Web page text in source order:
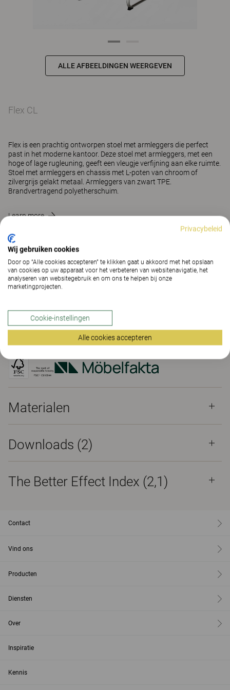
ALLE AFBEELDINGEN WEERGEVEN
Flex CL
Flex is een prachtig ontworpen stoel met armleggers die perfect
past in het moderne kantoor. Deze stoel met armleggers, met een
hoge of lage rugleuning, geeft een vleugje verfijning aan elke ruimte.
Stoel met armleggers en chassis met L-poten van chroom of
zilvergrijs gelakt metaal. Armleggers van zwart TPE.
Brandvertragend polyetherschuim.
Learn more
Materialen Downloads (2)
Certificaten
Materialen
Downloads (2)
The Better Effect Index (2,1)
Contact
Vind ons
Producten
Diensten
Over
Inspiratie
Kennis
Privacybeleid
Wij gebruiken cookies
Door op “Alle cookies accepteren” te klikken gaat u akkoord met het opslaan
van cookies op uw apparaat voor het verbeteren van websitenavigatie, het
analyseren van websitegebruik en om ons te helpen bij onze
marketingprojecten.
Cookie-instellingen
Alle cookies accepteren